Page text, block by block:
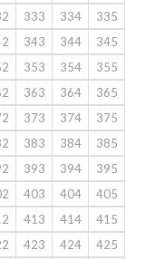
333 334
335
343 344
345
353 354
355
363 364
365
373 374
375
383 384
385
393 394
395
403 404
405
413 414
415
423 424
425